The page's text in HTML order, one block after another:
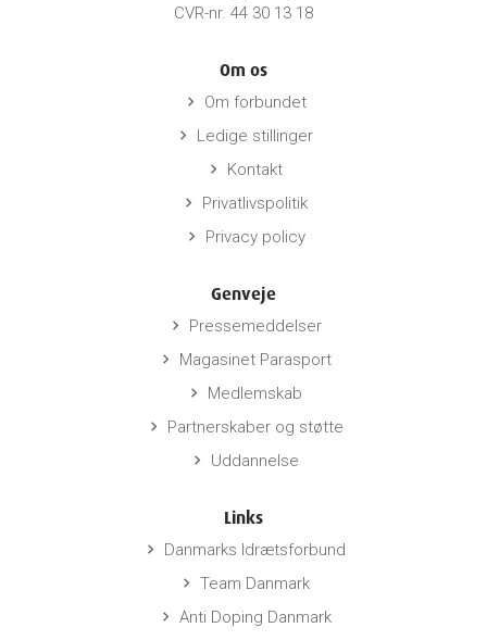
CVR-nr. 44 30 13 18
Om os
keyboard_arrow_right Om forbundet
keyboard_arrow_right Ledige stillinger
keyboard_arrow_right Kontakt
keyboard_arrow_right Privatlivspolitik
keyboard_arrow_right Privacy policy
Genveje
keyboard_arrow_right Pressemeddelser
keyboard_arrow_right Magasinet Parasport
keyboard_arrow_right Medlemskab
keyboard_arrow_right Partnerskaber og støtte
keyboard_arrow_right Uddannelse
Links
keyboard_arrow_right Danmarks Idrætsforbund
keyboard_arrow_right Team Danmark
keyboard_arrow_right Anti Doping Danmark